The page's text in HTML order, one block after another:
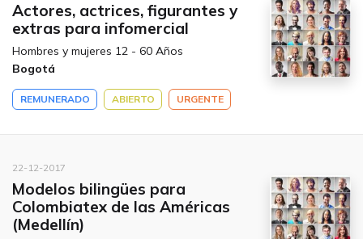
Actores, actrices, figurantes y
extras para infomercial
Hombres y mujeres 12 - 60 Años
Bogotá
REMUNERADO ABIERTO URGENTE
22-12-2017
Modelos bilingües para
Colombiatex de las Américas
(Medellín)